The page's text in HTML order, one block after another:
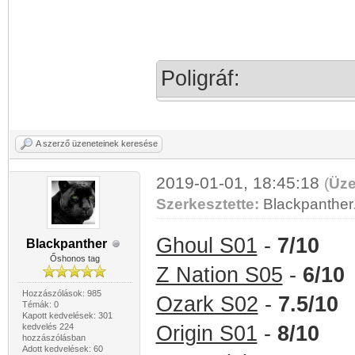
Poligráf:
A szerző üzeneteinek keresése
Blackpanther
Őshonos tag
Hozzászólások: 985
Témák: 0
Kapott kedvelések: 301
kedvelés 224
hozzászólásban
Adott kedvelések: 60
2019-01-01, 18:45:18 (
Szerkesztette: Blackpanther
Ghoul S01 - 7/10
Z Nation S05 - 6/10
Ozark S02 - 7.5/10
Origin S01 - 8/10